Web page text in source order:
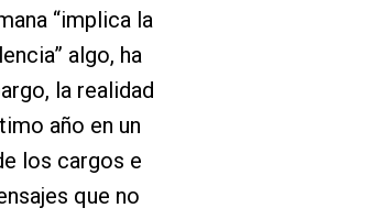
“implica la
algo, ha
la realidad
año en un
los cargos e
que no